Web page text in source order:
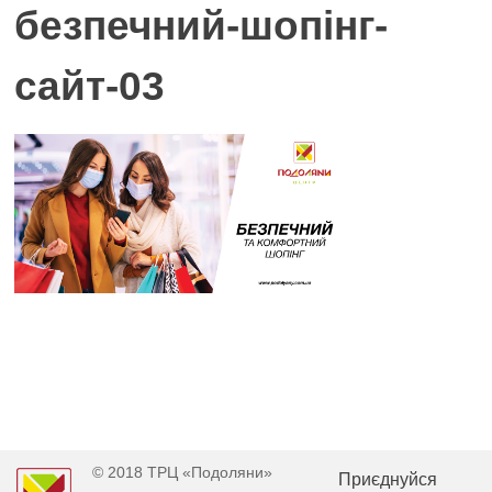
безпечний-шопінг-
сайт-03
© 2018 ТРЦ «Подоляни» Приєднуйся